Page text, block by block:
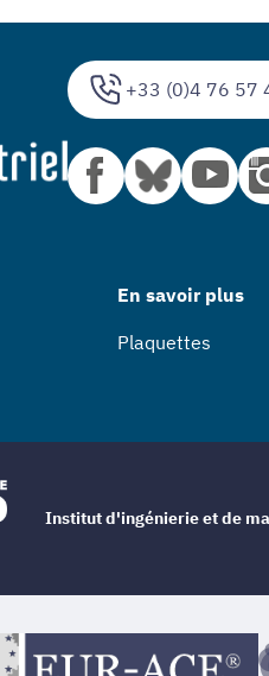
+33 (0)4 76 57
En savoir plus
Plaquettes
Institut d'ingénierie et de